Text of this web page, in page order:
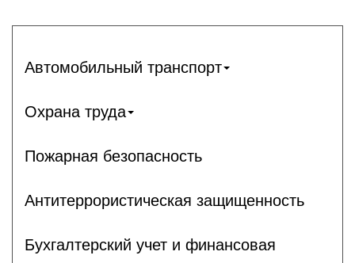
Автомобильный транспорт
Охрана труда
Пожарная безопасность
Антитеррористическая защищенность
Бухгалтерский учет и финансовая